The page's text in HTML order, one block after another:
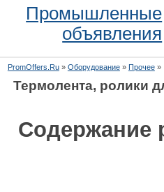
Промышленные
объявления
PromOffers.Ru» Оборудование» Прочее»
Термолента, ролики
Содержание